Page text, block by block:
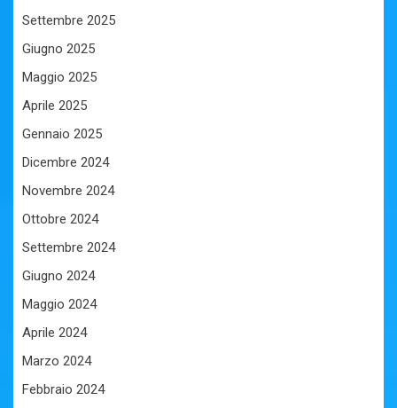
Settembre 2025
Giugno 2025
Maggio 2025
Aprile 2025
Gennaio 2025
Dicembre 2024
Novembre 2024
Ottobre 2024
Settembre 2024
Giugno 2024
Maggio 2024
Aprile 2024
Marzo 2024
Febbraio 2024